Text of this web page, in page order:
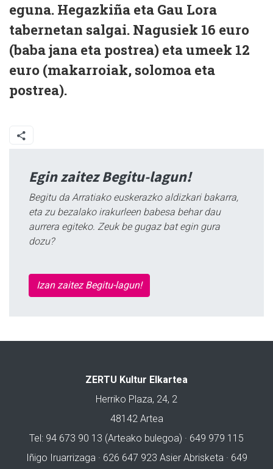
eguna. Hegazkiña eta Gau Lora
tabernetan salgai. Nagusiek 16 euro
(baba jana eta postrea) eta umeek 12
euro (makarroiak, solomoa eta
postrea).
Egin zaitez Begitu-lagun!
Begitu da Arratiako euskerazko aldizkari bakarra,
eta zu bezalako irakurleen babesa behar dau
aurrera egiteko. Zeuk be gugaz bat egin gura
dozu?
Izan zaitez Begitu-lagun!
ZERTU Kultur Elkartea
Herriko Plaza, 24, 2
48142 Artea
Tel: 94 673 90 13 (Arteako bulegoa) · 649 979 115
Iñigo Iruarrizaga · 626 647 923 Asier Abrisketa · 649